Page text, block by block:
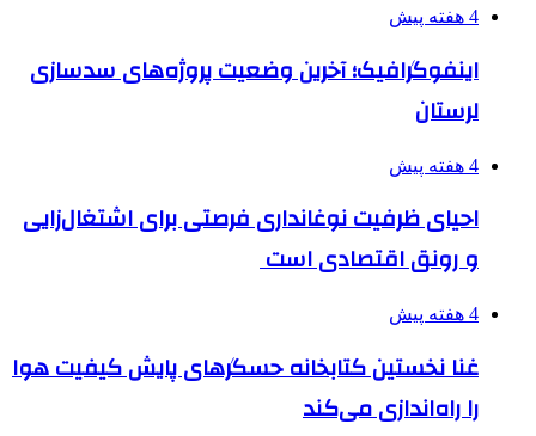
4 هفته پیش
اینفوگرافیک؛ آخرین وضعیت پروژه‌های سدسازی
لرستان
4 هفته پیش
احیای ظرفیت نوغانداری فرصتی برای اشتغال‌زایی
و رونق اقتصادی است
4 هفته پیش
غنا نخستین کتابخانه حسگرهای پایش کیفیت هوا
را راه‌اندازی می‌کند